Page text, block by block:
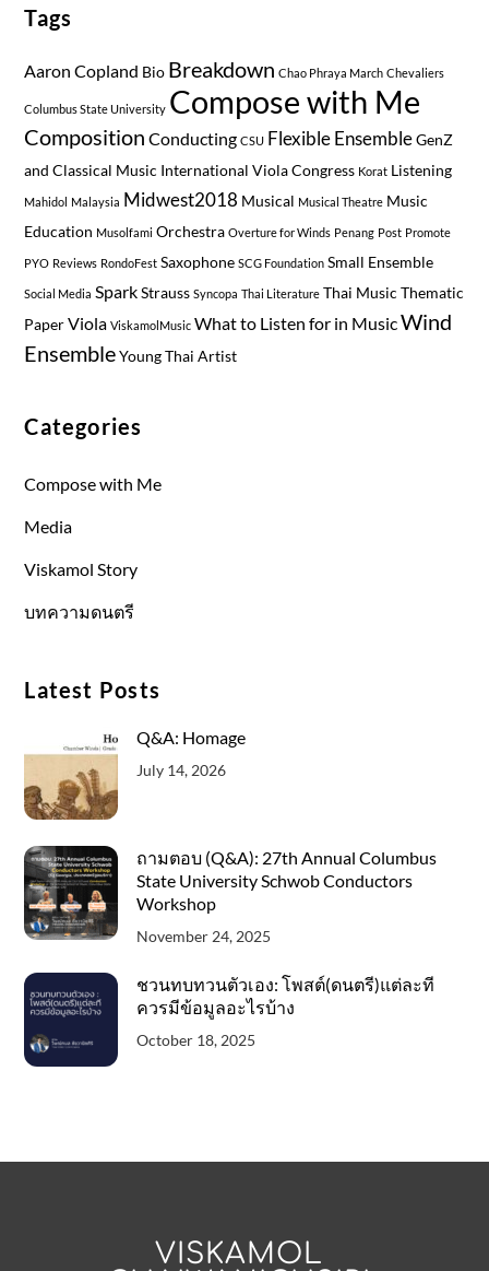
Tags
Aaron Copland Bio Breakdown Chao Phraya March Chevaliers
Columbus State University Compose with Me
Composition Conducting CSU Flexible Ensemble GenZ
and Classical Music International Viola Congress Korat Listening
Mahidol Malaysia Midwest2018 Musical Musical Theatre Music
Education Musolfami Orchestra Overture for Winds Penang Post Promote
PYO Reviews RondoFest Saxophone SCG Foundation Small Ensemble
Social Media Spark Strauss Syncopa Thai Literature Thai Music Thematic
Paper Viola ViskamolMusic What to Listen for in MusicWind
Ensemble Young Thai Artist
Categories
Compose with Me
Media
Viskamol Story
บทความดนตรี
Latest Posts
Q&A: Homage
July 14, 2026
ถามตอบ (Q&A): 27th Annual Columbus
State University Schwob Conductors
Workshop
November 24, 2025
ชวนทบทวนตัวเอง: โพสต์(ดนตรี)แต่ละที
ควรมีข้อมูลอะไรบ้าง
October 18, 2025
VISKAMOL